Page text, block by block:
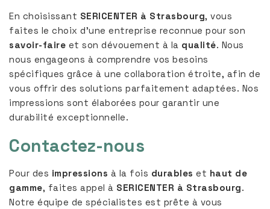
En choisissant SERICENTER à Strasbourg, vous
faites le choix d’une entreprise reconnue pour son
savoir-faire et son dévouement à la qualité. Nous
nous engageons à comprendre vos besoins
spécifiques grâce à une collaboration étroite, afin de
vous offrir des solutions parfaitement adaptées. Nos
impressions sont élaborées pour garantir une
durabilité exceptionnelle.
Contactez-nous
Pour des impressions à la fois durables et haut de
gamme, faites appel à SERICENTER à Strasbourg.
Notre équipe de spécialistes est prête à vous